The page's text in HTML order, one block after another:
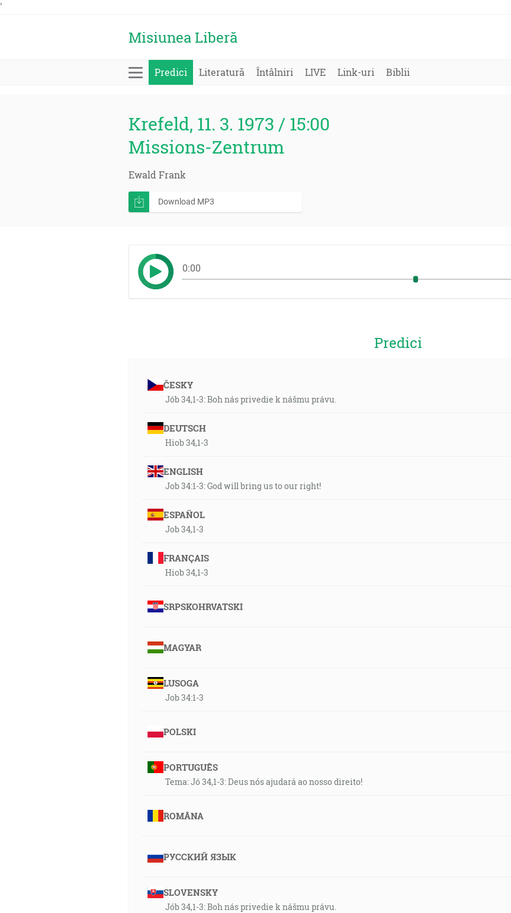
'
Misiunea Liberă
Predici Literatură Întâlniri LIVE Link-uri Biblii
Krefeld, 11. 3. 1973 / 15:00
Missions-Zentrum
Ewald Frank
Download MP3
0:00
Predici
ČESKY
Jób 34,1-3: Boh nás privedie k nášmu právu.
DEUTSCH
Hiob 34,1-3
ENGLISH
Job 34:1-3: God will bring us to our right!
ESPAÑOL
Job 34,1-3
FRANÇAIS
Hiob 34,1-3
SRPSKOHRVATSKI
MAGYAR
LUSOGA
Job 34:1-3
POLSKI
PORTUGUÊS
Tema: Jó 34,1-3: Deus nós ajudará ao nosso direito!
ROMÂNA
РУССКИЙ ЯЗЫК
SLOVENSKY
Jób 34,1-3: Boh nás privedie k nášmu právu.